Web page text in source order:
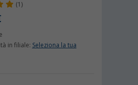
(1)
in filiale: Seleziona la tua